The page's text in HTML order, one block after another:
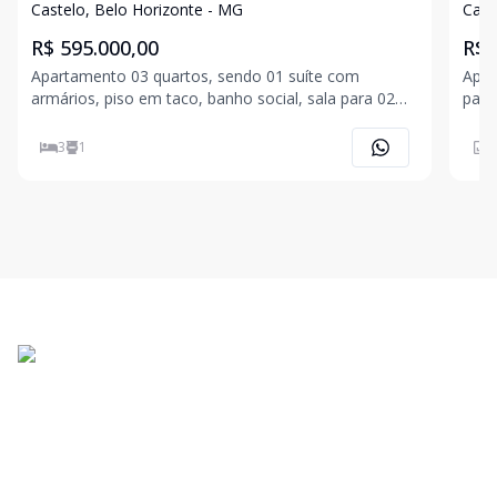
Castelo, Belo Horizonte - MG
R$ 595.000,00
Apartamento 03 quartos, sendo 01 suíte com
armários, piso em taco, banho social, sala para 02
banho, 02 vagas livres coberta, box.
3 1
R$